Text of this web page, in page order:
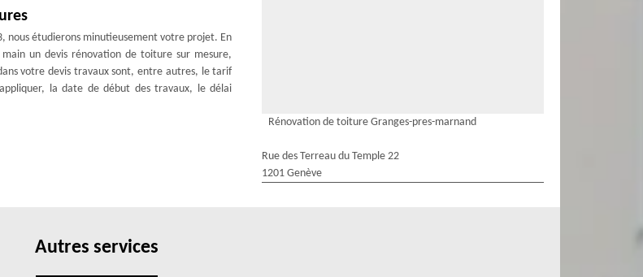
nous étudierons minutieusement votre projet. En
un devis rénovation de toiture sur mesure,
votre devis travaux sont, entre autres, le tarif
la date de début des travaux, le délai
à Granges-pres-marnand.
Rénovation de toiture Granges-pres-marnand
Rue des Terreau du Temple 22
1201 Genève
Autres services